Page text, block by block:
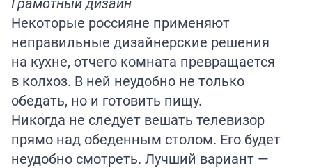
Некоторые россияне применяют
неправильные дизайнерские решения
на кухне, отчего комната превращается
в колхоз. В ней неудобно не только
обедать, но и готовить пищу.
Никогда не следует вешать телевизор
прямо над обеденным столом. Его будет
неудобно смотреть. Лучший вариант —